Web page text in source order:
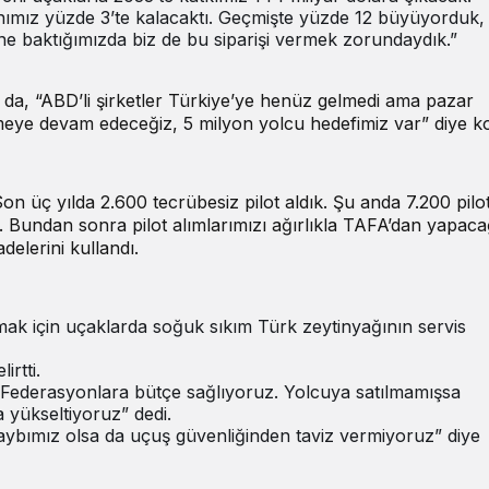
yüzde 3’te kalacaktı. Geçmişte yüzde 12
baktığımızda biz de bu siparişi vermek zorundaydık.”
“ABD’li şirketler Türkiye’ye henüz gelmedi ama pazar
devam edeceğiz, 5 milyon yolcu hedefimiz var” diye
üç yılda 2.600 tecrübesiz pilot aldık. Şu anda 7.200
sonra pilot alımlarımızı ağırlıkla TAFA’dan
kullandı.
için uçaklarda soğuk sıkım Türk zeytinyağının servis
bütçe sağlıyoruz. Yolcuya satılmamışsa
yükseltiyoruz” dedi.
olsa da uçuş güvenliğinden taviz vermiyoruz” diye